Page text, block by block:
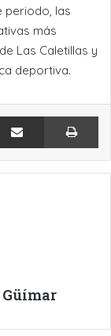
periodo, las
más
Las Caletillas y
deportiva.
Compartir por Email